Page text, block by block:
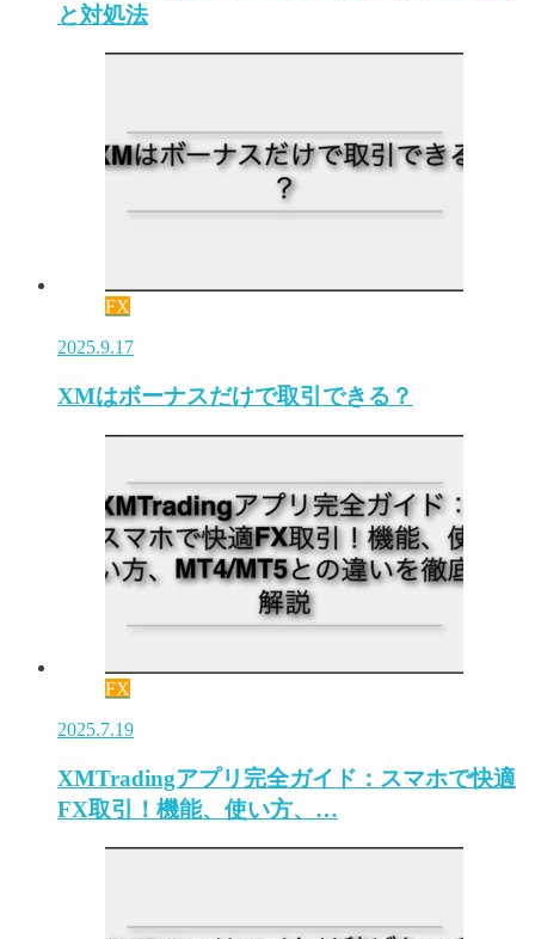
と対処法
FX
2025.9.17
XMはボーナスだけで取引できる？
FX
2025.7.19
XMTradingアプリ完全ガイド：スマホで快適
FX取引！機能、使い方、…